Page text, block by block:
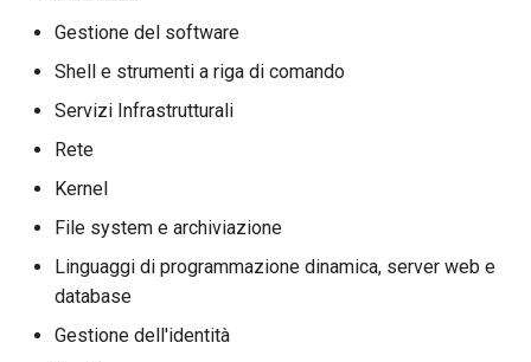
Gestione del software
Shell e strumenti a riga di comando
Servizi Infrastrutturali
Rete
Kernel
File system e archiviazione
Linguaggi di programmazione dinamica, server web e
database
Gestione dell'identità